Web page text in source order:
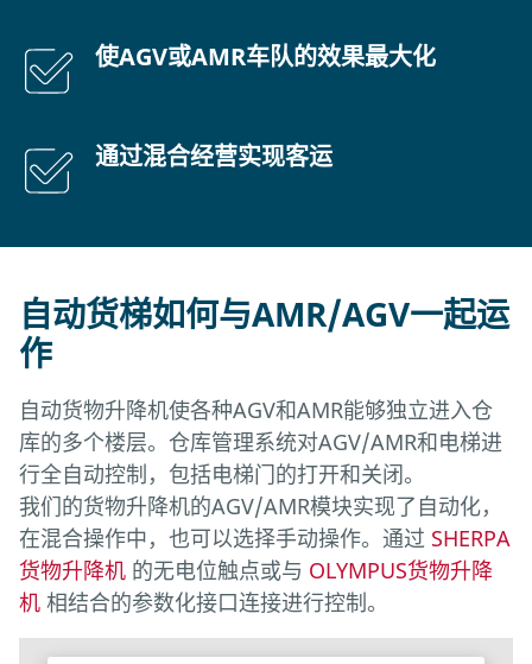
使AGV或AMR车队的效果最大化
通过混合经营实现客运
自动货梯如何与AMR/AGV一起运
作
自动货物升降机使各种AGV和AMR能够独立进入仓
库的多个楼层。仓库管理系统对AGV/AMR和电梯进
行全自动控制，包括电梯门的打开和关闭。
我们的货物升降机的AGV/AMR模块实现了自动化，
在混合操作中，也可以选择手动操作。通过 SHERPA
货物升降机 的无电位触点或与 OLYMPUS货物升降
机 相结合的参数化接口连接进行控制。